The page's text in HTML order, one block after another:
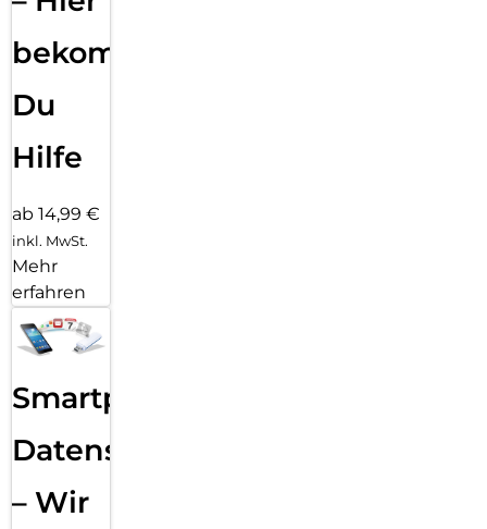
bekommst
Du
Hilfe
ab 14,99 €
inkl. MwSt.
Mehr
erfahren
Smartphone
Datensicherung
– Wir